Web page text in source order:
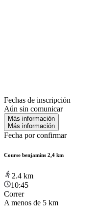
Fechas de inscripción
Aún sin comunicar
Más información
Más información
Fecha por confirmar
Course benjamins 2,4 km
2.4 km
10:45
Correr
A menos de 5 km